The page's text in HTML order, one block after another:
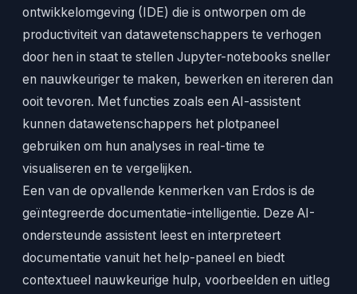
ontwikkelomgeving (IDE) die is ontworpen om de
productiviteit van datawetenschappers te verhogen
door hen in staat te stellen Jupyter-notebooks sneller
en nauwkeuriger te maken, bewerken en itereren dan
ooit tevoren. Met functies zoals een AI-assistent
kunnen datawetenschappers het plotpaneel
gebruiken om hun analyses in real-time te
visualiseren en te vergelijken.
Een van de opvallende kenmerken van Erdos is de
geïntegreerde documentatie-intelligentie. Deze AI-
ondersteunde assistent leest en interpreteert
documentatie vanuit het help-paneel en biedt
contextueel nauwkeurige hulp, voorbeelden en uitleg